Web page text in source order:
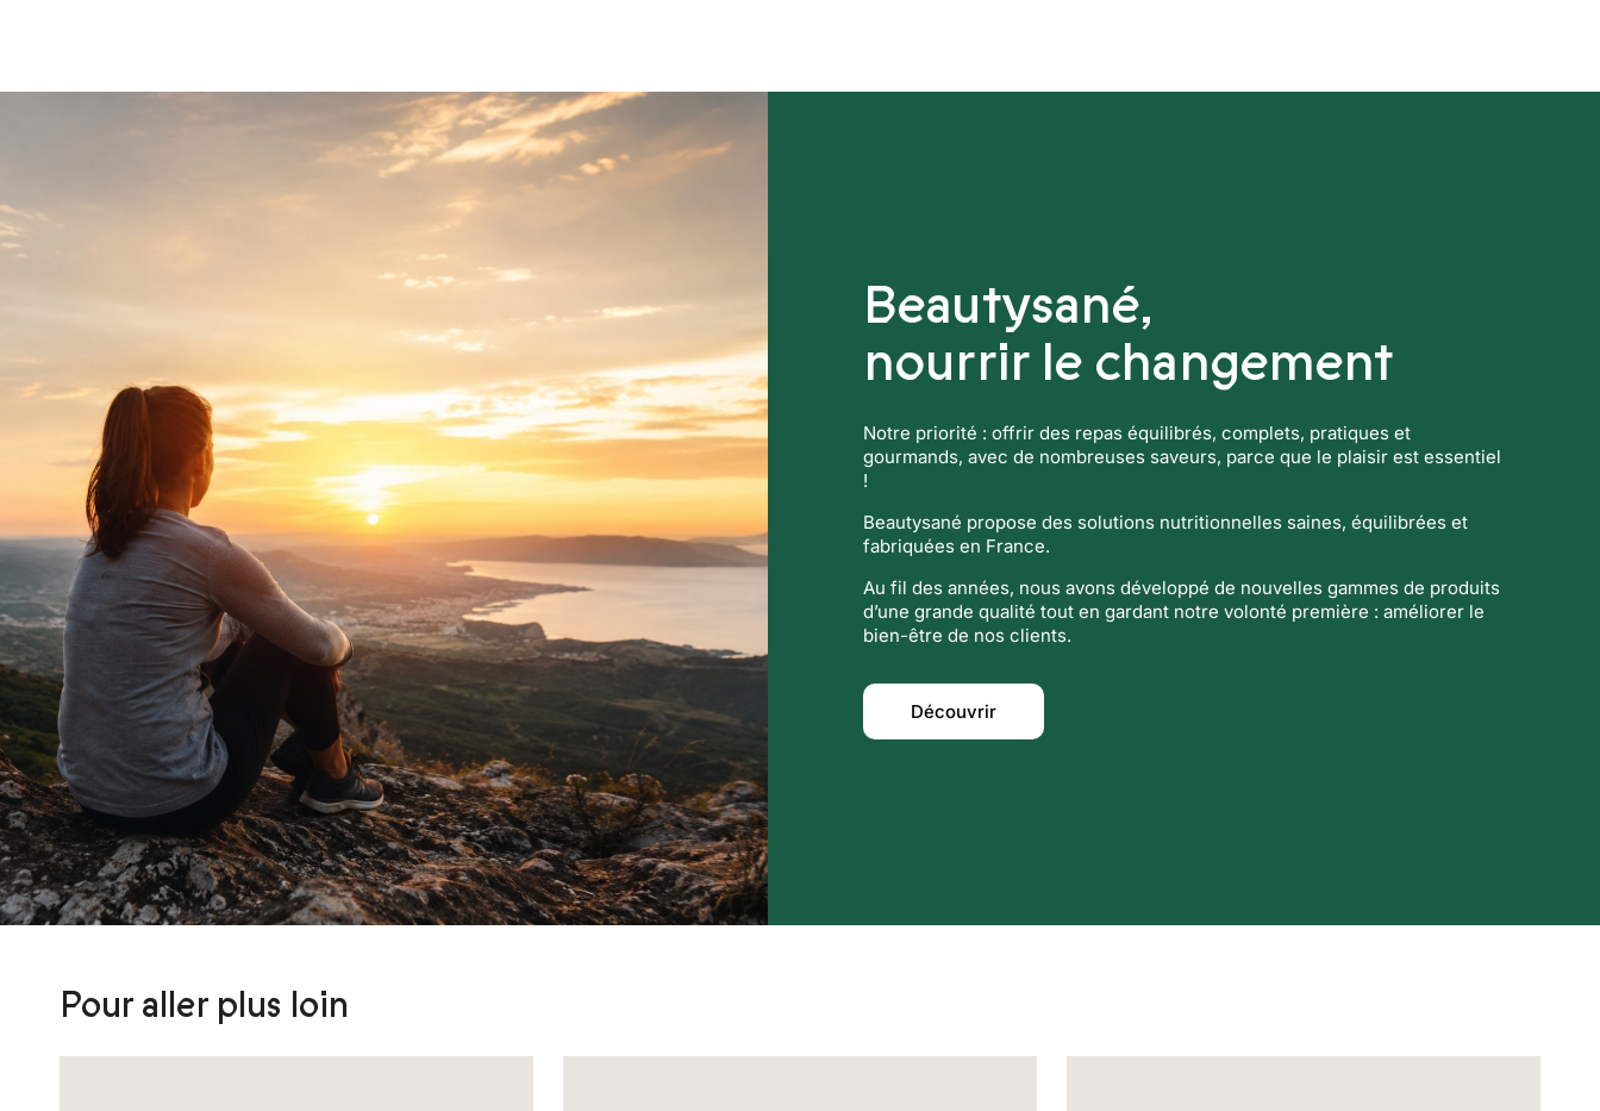
Beautysané,
nourrir le changement
Notre priorité : offrir des repas équilibrés, complets, pratiques et
gourmands, avec de nombreuses saveurs, parce que le plaisir est essentiel
!
Beautysané propose des solutions nutritionnelles saines, équilibrées et
fabriquées en France.
Au fil des années, nous avons développé de nouvelles gammes de produits
d’une grande qualité tout en gardant notre volonté première : améliorer le
bien-être de nos clients.
Découvrir
Pour aller plus loin